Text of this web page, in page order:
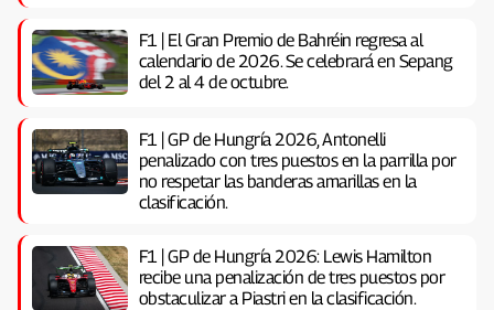
F1 | El Gran Premio de Bahréin regresa al
calendario de 2026. Se celebrará en Sepang
del 2 al 4 de octubre.
F1 | GP de Hungría 2026, Antonelli
penalizado con tres puestos en la parrilla por
no respetar las banderas amarillas en la
clasificación.
F1 | GP de Hungría 2026: Lewis Hamilton
recibe una penalización de tres puestos por
obstaculizar a Piastri en la clasificación.